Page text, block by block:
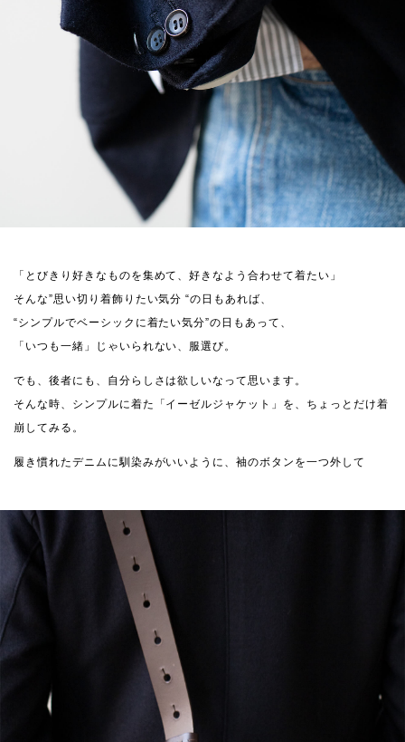
「とびきり好きなものを集めて、好きなよう合わせて着たい」
そんな”思い切り着飾りたい気分 “の日もあれば、
“シンプルでベーシックに着たい気分”の日もあって、
「いつも一緒」じゃいられない、服選び。
でも、後者にも、自分らしさは欲しいなって思います。
そんな時、シンプルに着た「イーゼルジャケット」を、ちょっとだけ着
崩してみる。
履き慣れたデニムに馴染みがいいように、袖のボタンを一つ外して